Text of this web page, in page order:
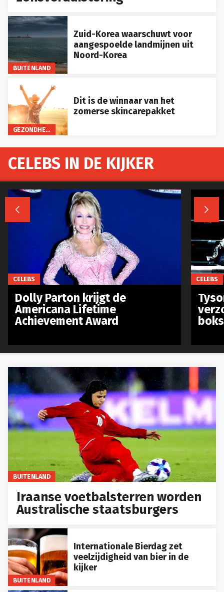
BUITENLAND
Zuid-Korea waarschuwt voor
aangespoelde landmijnen uit
Noord-Korea
GEZONDHEID
Dit is de winnaar van het
zomerse skincarepakket
BUITENLAND
Iraanse voetbalsterren worden
Australische staatsburgers
BUITENLAND
Internationale Bierdag zet
veelzijdigheid van bier in de
kijker
CELEBS IN DE KIJKER
 
CELEBS
Dolly Parton krijgt de
Americana Lifetime
Achievement Award
CELEBS